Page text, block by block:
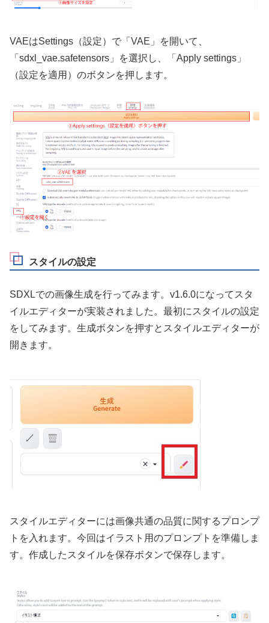
VAEはSettings（設定）で「VAE」を開いて、
「sdxl_vae.safetensors」を選択し、「Apply settings」
（設定を適用）のボタンを押します。
スタイルの設定
SDXLでの画像生成を行ってみます。v1.6.0になってスタ
イルエディターが実装されました。最初にスタイルの設定
をしてみます。生成ボタンを押すとスタイルエディターが
開きます。
スタイルエディターには画像共通の品質に関するプロンプ
トを入れます。今回はイラスト用のプロンプトを準備しま
す。作成したスタイルを保存ボタンで保存します。